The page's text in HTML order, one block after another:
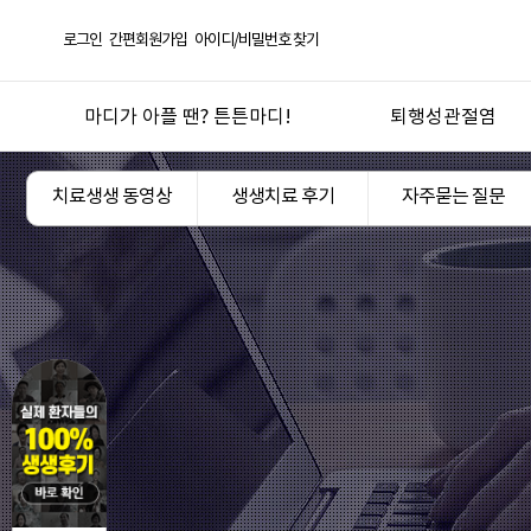
로그인 간편회원가입 아이디/비밀번호 찾기
마디가 아플 땐? 튼튼마디! 퇴행성관절염
선택! 튼튼마디
튼튼마디 연혁
좋은약재 안심탕전
언론 보도 및 칼럼
튼튼마디 TV
도서
진료절차
지점안내
퇴행성관절염
반월상연골손상
무릎연골연화증
산후관절통
기타 관절질환
관절건강생활
치료생생 동영상 생생치료 후기 자주묻는 질문